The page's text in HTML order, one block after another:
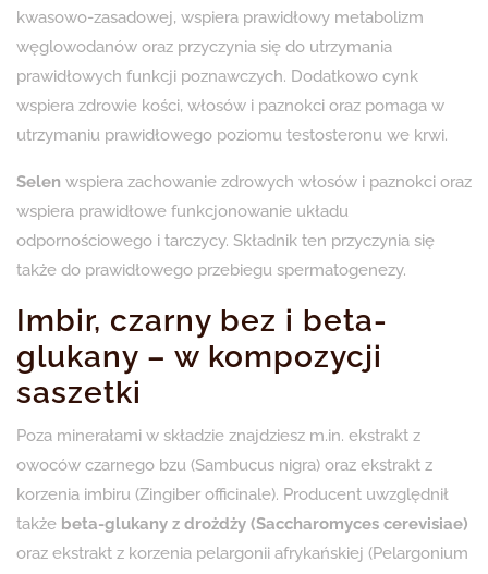
kwasowo-zasadowej, wspiera prawidłowy metabolizm
węglowodanów oraz przyczynia się do utrzymania
prawidłowych funkcji poznawczych. Dodatkowo cynk
wspiera zdrowie kości, włosów i paznokci oraz pomaga w
utrzymaniu prawidłowego poziomu testosteronu we krwi.
Selen wspiera zachowanie zdrowych włosów i paznokci oraz
wspiera prawidłowe funkcjonowanie układu
odpornościowego i tarczycy. Składnik ten przyczynia się
także do prawidłowego przebiegu spermatogenezy.
Imbir, czarny bez i beta-
glukany – w kompozycji
saszetki
Poza minerałami w składzie znajdziesz m.in. ekstrakt z
owoców czarnego bzu (Sambucus nigra) oraz ekstrakt z
korzenia imbiru (Zingiber officinale). Producent uwzględnił
także beta-glukany z drożdży (Saccharomyces cerevisiae)
oraz ekstrakt z korzenia pelargonii afrykańskiej (Pelargonium